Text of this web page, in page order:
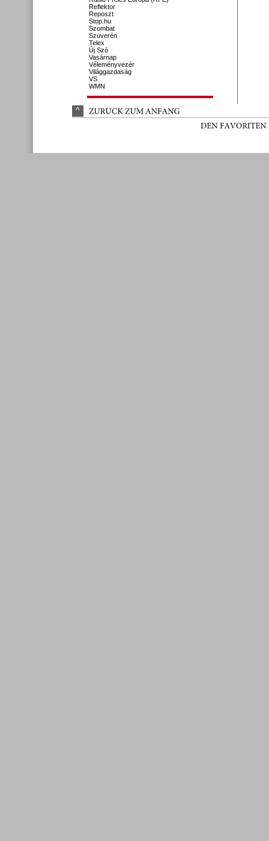
Reflektor
Reposzt
Stop.hu
Szombat
Szuverén
Telex
Új Szó
Vasárnap
Véleményvezér
Világgazdaság
VS
WMN
^ ZURÜCK ZUM ANFANG
DEN FAVORITEN